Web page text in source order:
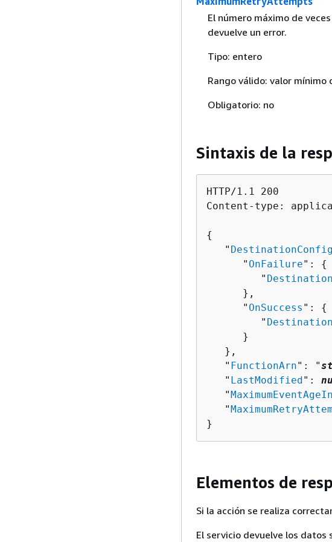
El número máximo de
devuelve un error.
Tipo: entero
Rango válido: valor mínimo
Obligatorio: no
Sintaxis de la
HTTP/1.1 200
Content-type:
{
   "
DestinationConfig
      "
OnFailure": {
         "
Destination
      },
      "
OnSuccess ": {
         "
Destination
      }
   },
   "
FunctionArn": "
   "
LastModified":
   "
   "
}
Elementos de
Si la acción se realiza
El servicio devuelve los